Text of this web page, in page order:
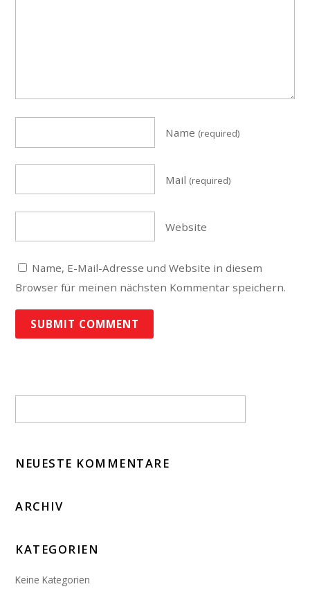
Name (required)
Mail (required)
Website
Name, E-Mail-Adresse und Website in diesem
Browser für meinen nächsten Kommentar speichern.
NEUESTE KOMMENTARE
ARCHIV
KATEGORIEN
Keine Kategorien